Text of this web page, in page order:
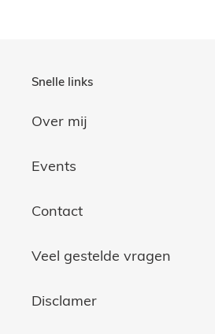
Snelle links
Over mij
Events
Contact
Veel gestelde vragen
Disclamer